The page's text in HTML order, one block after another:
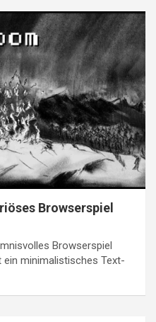
Browserspiel
Browserspiel
ein minimalistisches Text-